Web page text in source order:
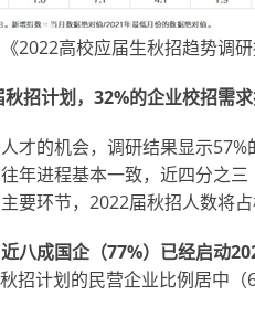
2022高校应届生秋招趋势调研
招计划，32%的企业校招需
才的机会，调研结果显示57%
年进程基本一致，近四分之三
要环节，2022届秋招人数将占
近八成国企（77%）已经启动
招计划的民营企业比例居中